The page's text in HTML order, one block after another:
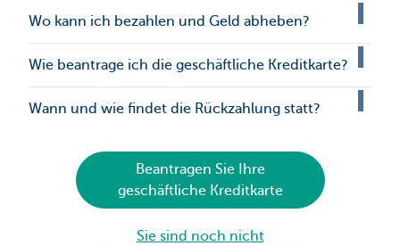
Wo kann ich bezahlen und Geld abheben?
Wie beantrage ich die geschäftliche Kreditkarte?
Wann und wie findet die Rückzahlung statt?
Beantragen Sie Ihre
geschäftliche Kreditkarte
Sie sind noch nicht